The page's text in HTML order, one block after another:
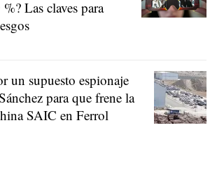
Las claves para
un supuesto espionaje
para que frene la
SAIC en Ferrol